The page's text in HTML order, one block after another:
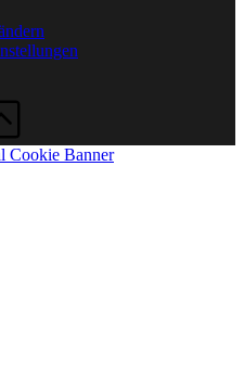
Cookie Banner